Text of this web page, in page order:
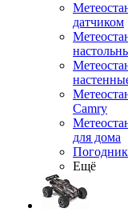
датчиком
Camry
для дома
Ещё